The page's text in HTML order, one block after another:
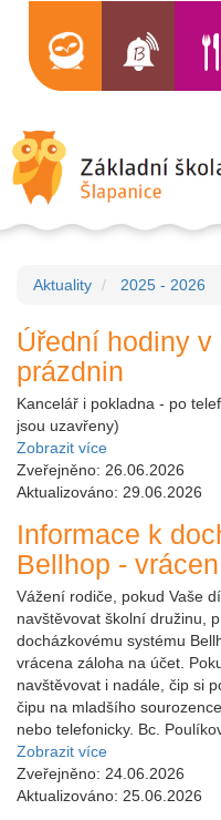
Aktuality 2025 - 2026
Úřední hodiny
prázdnin
Kancelář i pokladna - po
jsou uzavřeny)
Zobrazit více
Zveřejněno: 26.06.2026
Aktualizováno: 29.06.2026
Informace k
Bellhop -
Vážení rodiče, pokud Vaše
navštěvovat školní družinu,
docházkovému systému
vrácena záloha na účet.
navštěvovat i nadále, čip si
čipu na mladšího
nebo telefonicky. Bc.
Zobrazit více
Zveřejněno: 24.06.2026
Aktualizováno: 25.06.2026